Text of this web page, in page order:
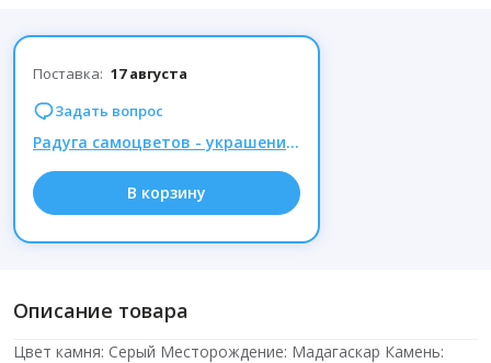
Поставка: 17 августа
Задать вопрос
Радуга самоцветов - украшения из натуральных камней, Комиссия 15% при заказе от 1000р.
В корзину
Описание товара
Цвет камня: Серый Месторождение: Мадагаскар Камень: